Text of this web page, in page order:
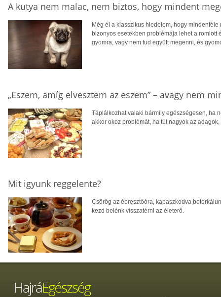
A kutya nem malac, nem biztos, hogy mindent
Még él a klasszikus hiedelem, hogy
bizonyos esetekben problémája lehet a romlott
gyomra, vagy nem tud együtt megenni, és
„Eszem, amíg elvesztem az eszem” – avagy nem
Táplálkozhat valaki bármily egészségesen, ha
akkor okoz problémát, ha túl nagyok az
Mit igyunk reggelente?
Csörög az ébresztőóra, kapaszkodva
kezd belénk visszatérni az életerő.